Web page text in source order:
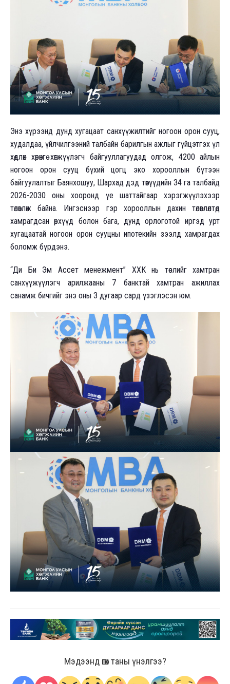
Энэ хүрээнд дунд хугацаат санхүүжилтийг ногоон орон сууц,
худалдаа, үйлчилгээний талбайн барилгын ажлыг гүйцэтгэх үл
хөдлөх хөрөнгө хөгжүүлэгч байгууллагуудад олгож, 4200 айлын
ногоон орон сууц бүхий цогц эко хорооллын бүтээн
байгуулалтыг Баянхошуу, Шархад дэд төвүүдийн 34 га талбайд
2026-2030 оны хооронд үе шаттайгаар хэрэгжүүлэхээр
төлөвлөж байна. Ингэснээр гэр хорооллын дахин төлөвлөлтөд
хамрагдсан өрхүүд болон бага, дунд орлоготой иргэд урт
хугацаатай ногоон орон сууцны ипотекийн зээлд хамрагдах
боломж бүрдэнэ.
“Ди Би Эм Ассет менежмент” ХХК нь төслийг хамтран
санхүүжүүлэгч арилжааны 7 банктай хамтран ажиллах
санамж бичгийг энэ оны 3 дугаар сард үзэглэсэн юм.
Мэдээнд өгөх таны үнэлгээ?